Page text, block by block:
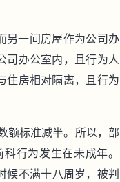
另一间房屋作为公司办
司办公室内，且行为人
住房相对隔离，且行为
额标准减半。所以，部
行为发生在未成年。
不满十八周岁，被判